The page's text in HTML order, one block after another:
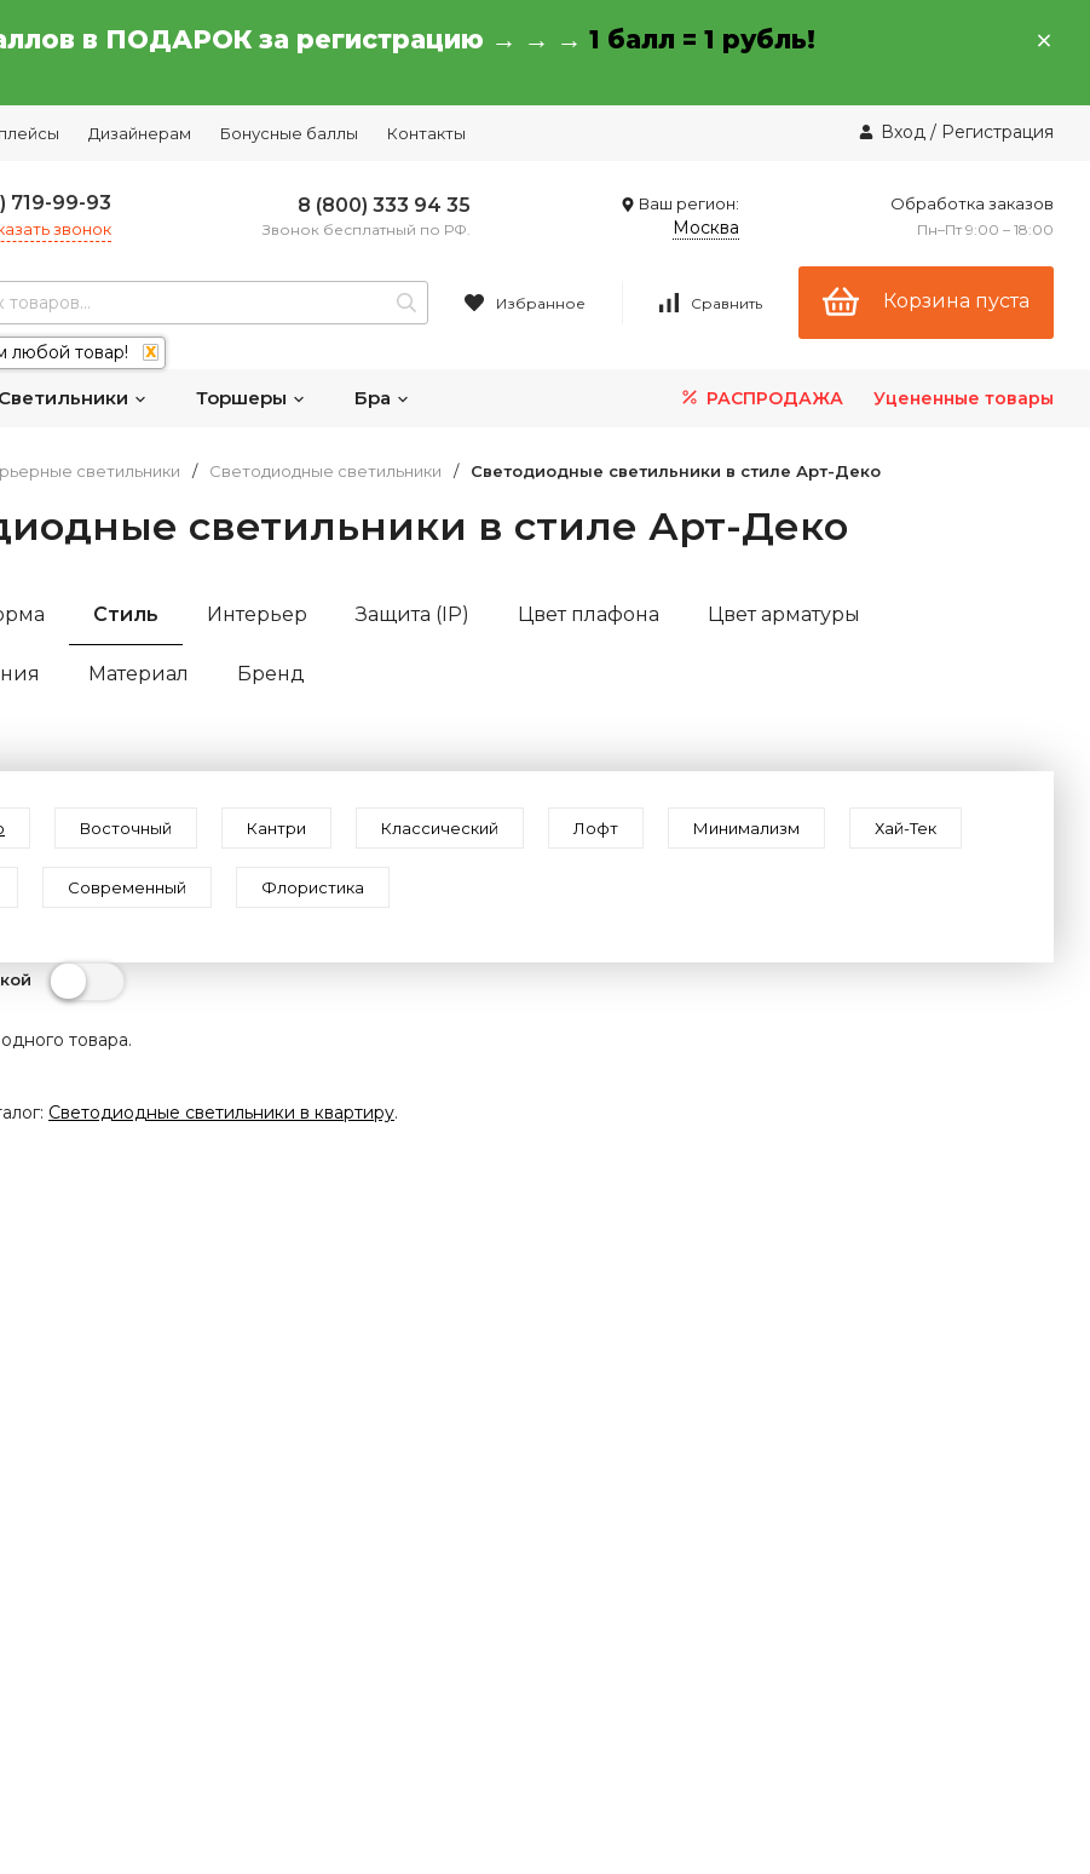
в ПОДАРОК за регистрацию → → → 1 балл = 1 рубль!
Дизайнерам Бонусные баллы Контакты Вход / Регистрация
719-99-93
звонок
8 (800) 333 94 35
Звонок бесплатный по РФ.
Ваш регион:
Москва
Обработка заказов
Пн–Пт 9:00 – 18:00
любой товар! X
Избранное Сравнить Корзина пуста
Светильники Торшеры Бра РАСПРОДАЖА Уцененные товары
светильники / Светодиодные светильники / Светодиодные светильники в стиле Арт-Деко
светильники в стиле Арт-Деко
Стиль Интерьер Защита (IP) Цвет плафона Цвет арматуры
Материал Бренд
Восточный Кантри Классический Лофт Минимализм Хай-Тек
Современный Флористика
товара.
Светодиодные светильники в квартиру.